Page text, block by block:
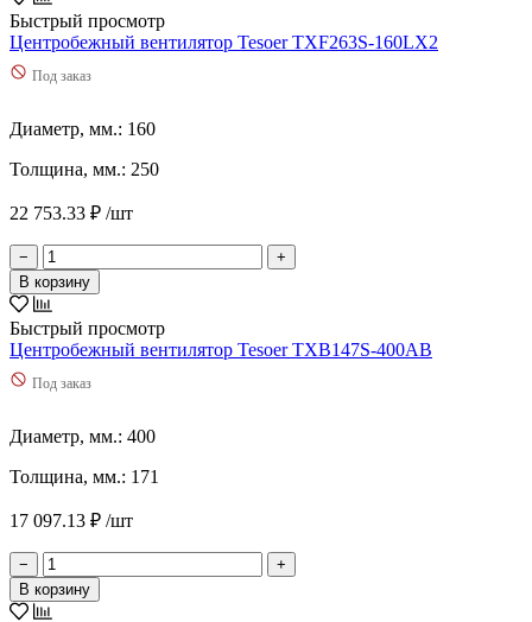
Быстрый просмотр
Центробежный вентилятор Tesoer TXF263S-160LX2
Под заказ
Диаметр, мм.: 160
Толщина, мм.: 250
22 753.33 ₽ /шт
−
+
В корзину
Быстрый просмотр
Центробежный вентилятор Tesoer TXB147S-400AB
Под заказ
Диаметр, мм.: 400
Толщина, мм.: 171
17 097.13 ₽ /шт
−
+
В корзину